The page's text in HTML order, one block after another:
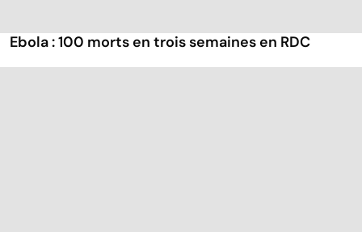
Ebola : 100 morts en trois semaines en RDC